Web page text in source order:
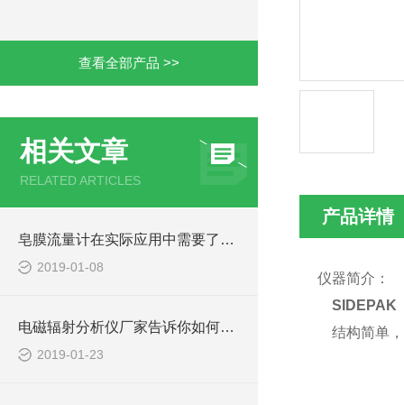
查看全部产品 >>
相关文章
RELATED ARTICLES
皂膜流量计在实际应用中需要了解的事
2019-01-08
电磁辐射分析仪厂家告诉你如何预防电磁辐射伤害
2019-01-23
产品详情
仪器简介：
SIDEPAK
结构简单，